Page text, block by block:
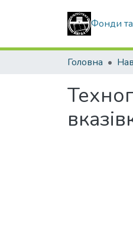
Фонди
Головна